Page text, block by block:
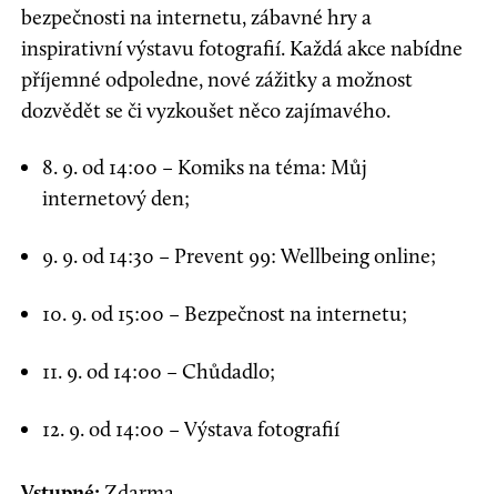
bezpečnosti na internetu, zábavné hry a
inspirativní výstavu fotografií. Každá akce nabídne
příjemné odpoledne, nové zážitky a možnost
dozvědět se či vyzkoušet něco zajímavého.
8. 9. od 14:00 – Komiks na téma: Můj
internetový den;
9. 9. od 14:30 – Prevent 99: Wellbeing online;
10. 9. od 15:00 – Bezpečnost na internetu;
11. 9. od 14:00 – Chůdadlo;
12. 9. od 14:00 – Výstava fotografií